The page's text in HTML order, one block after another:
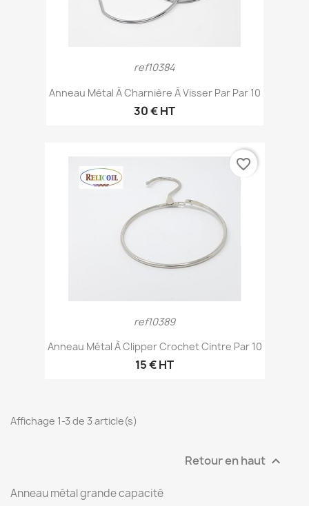
ref10384
Anneau Métal À Charnière À Visser Par Par 10
30 € HT
ref10389
Anneau Métal À Clipper Crochet Cintre Par 10
15 € HT
favorite_border
Affichage 1-3 de 3 article(s)
Retour en haut 
Anneau métal grande capacité